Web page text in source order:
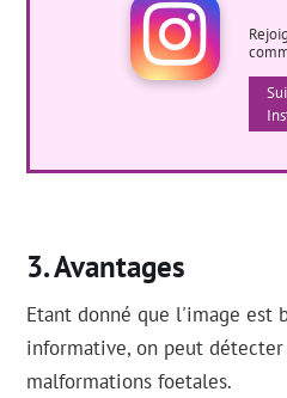
Avantages
Etant donné que l'image est
informative, on peut
malformations foetales.